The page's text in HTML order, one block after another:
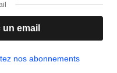
email
nos abonnements